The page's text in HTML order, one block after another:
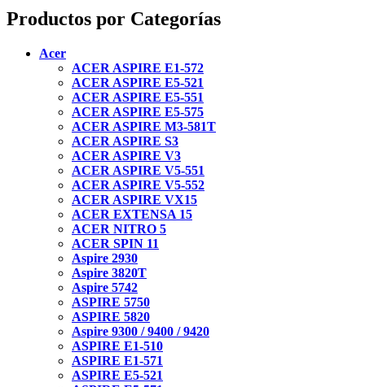
Productos por Categorías
Acer
ACER ASPIRE E1-572
ACER ASPIRE E5-521
ACER ASPIRE E5-551
ACER ASPIRE E5-575
ACER ASPIRE M3-581T
ACER ASPIRE S3
ACER ASPIRE V3
ACER ASPIRE V5-551
ACER ASPIRE V5-552
ACER ASPIRE VX15
ACER EXTENSA 15
ACER NITRO 5
ACER SPIN 11
Aspire 2930
Aspire 3820T
Aspire 5742
ASPIRE 5750
ASPIRE 5820
Aspire 9300 / 9400 / 9420
ASPIRE E1-510
ASPIRE E1-571
ASPIRE E5-521